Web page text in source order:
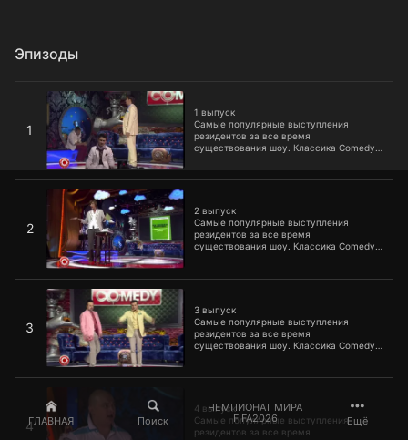
ГЛАВНАЯ Поиск
ЧЕМПИОНАТ МИРА
FIFA2026
Ещё
Эпизоды
1
1 выпуск
Самые популярные выступления
резидентов за все время
существования шоу. Классика Comedy
1 выпуск
2
2 выпуск
Самые популярные выступления
резидентов за все время
существования шоу. Классика Comedy
2 выпуск
3
3 выпуск
Самые популярные выступления
резидентов за все время
существования шоу. Классика Comedy
3 выпуск
4
4 выпуск
Самые популярные выступления
резидентов за все время